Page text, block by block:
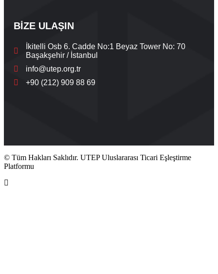
BİZE ULAŞIN
İkitelli Osb 6. Cadde No:1 Beyaz Tower No: 70
Başakşehir / İstanbul
info@utep.org.tr
+90 (212) 909 88 69
© Tüm Hakları Saklıdır. UTEP Uluslararası Ticari Eşleştirme
Platformu